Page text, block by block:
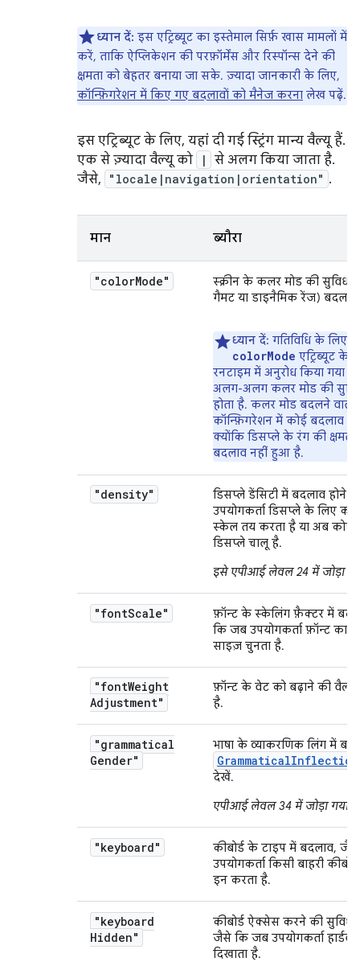
ध्यान दें: इस एट्रिब्यूट का इस्तेमाल सिर्फ़ खास मामलों में
करें, ताकि ऐप्लिकेशन की परफ़ॉर्मेंस और रिस्पॉन्स देने की
क्षमता को बेहतर बनाया जा सके. ज़्यादा जानकारी के लिए,
कॉन्फ़िगरेशन में किए गए बदलावों को मैनेज करना लेख पढ़ें.
इस एट्रिब्यूट के लिए, यहां दी गई स्ट्रिंग मान्य वैल्यू हैं.
एक से ज़्यादा वैल्यू को
|
से अलग किया जाता है.
जैसे,
"locale|navigation|orientation" .
मान ब्यौरा
"colorMode"
स्क्रीन के कलर मोड की
गैमट या डाइनैमिक रेंज) बदल
ध्यान दें: गतिविधि के लिए,
colorMode एट्रिब्यूट के
रनटाइम में अनुरोध किया गया
अलग-अलग कलर मोड की
होता है. कलर मोड बदलने वाली
कॉन्फ़िगरेशन में कोई बदलाव
क्योंकि डिसप्ले के रंग की
बदलाव नहीं हुआ है.
"density"
डिसप्ले डेंसिटी में बदलाव होने
उपयोगकर्ता डिसप्ले के लिए
स्केल तय करता है या अब कोई
डिसप्ले चालू है.
इसे एपीआई लेवल 24 में जोड़ा
"fontScale"
फ़ॉन्ट के स्केलिंग फ़ैक्टर में
कि जब उपयोगकर्ता फ़ॉन्ट का
साइज़ चुनता है.
"fontWeight
Adjustment"
फ़ॉन्ट के वेट को बढ़ाने की
है.
"grammatical
Gender"
भाषा के व्याकरणिक लिंग में
देखें.
एपीआई लेवल 34 में जोड़ा गया
"keyboard"
कीबोर्ड के टाइप में बदलाव,
उपयोगकर्ता किसी बाहरी
इन करता है.
"keyboard
Hidden"
कीबोर्ड ऐक्सेस करने की
जैसे कि जब उपयोगकर्ता
दिखाता है.